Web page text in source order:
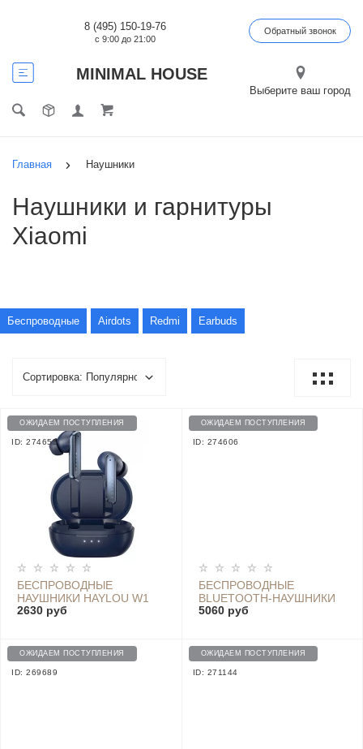
MINIMAL HOUSE
8 (495) 150-19-76
с 9:00 до 21:00
Обратный звонок
Выберите ваш город
Главная Наушники
Наушники и гарнитуры
Xiaomi
Беспроводные Airdots Redmi Earbuds
ОЖИДАЕМ ПОСТУПЛЕНИЯ
ID: 274655
БЕСПРОВОДНЫЕ
НАУШНИКИ HAYLOU W1
BLUE
2630 руб
ОЖИДАЕМ ПОСТУПЛЕНИЯ
ID: 274606
БЕСПРОВОДНЫЕ
BLUETOOTH-НАУШНИКИ
REDMI AIRDOTS 3 PRO С
5060 руб
ОЖИДАЕМ ПОСТУПЛЕНИЯ
ID: 269689
ОЖИДАЕМ ПОСТУПЛЕНИЯ
ID: 271144